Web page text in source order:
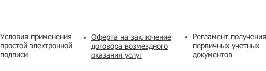
Условия применения
простой электронной
подписи
​Оферта на заключение
договора возмездного
оказания услуг
Регламент получения
первичных учетных
документов